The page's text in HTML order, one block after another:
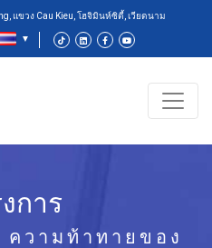
แขวง Cau Kieu, โฮจิมินห์ซิตี้, เวียดนาม
การ
วามท้าทายของ